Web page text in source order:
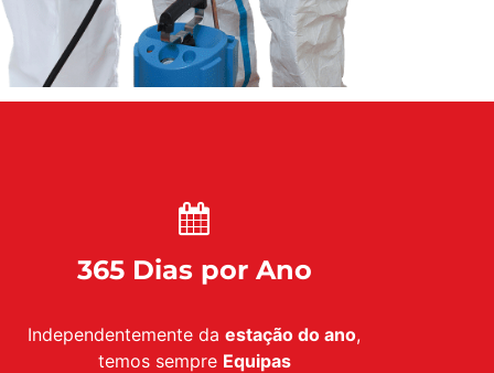
365 Dias por Ano
Independentemente da estação do ano,
temos sempre Equipas